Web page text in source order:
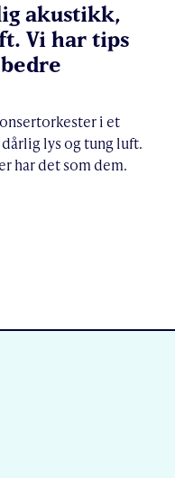
akustikk,
Vi har tips
i et
lys og tung luft.
har det som dem.